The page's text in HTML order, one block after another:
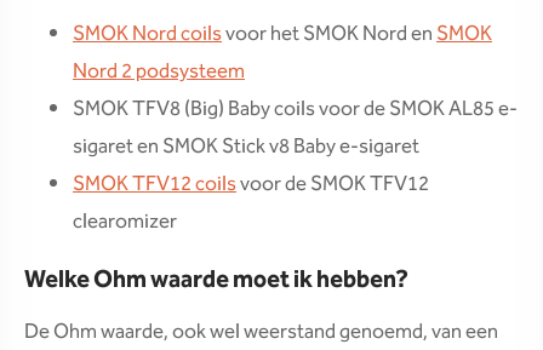
SMOK Nord coilsvoor het SMOK Nord enSMOK
Nord 2 podsysteem
SMOK TFV8 (Big) Baby coils voor de SMOK AL85 e-
sigaret en SMOK Stick v8 Baby e-sigaret
SMOK TFV12 coilsvoor de SMOK TFV12
clearomizer
Welke Ohm waarde moet ik hebben?
De Ohm waarde, ook wel weerstand genoemd, van een